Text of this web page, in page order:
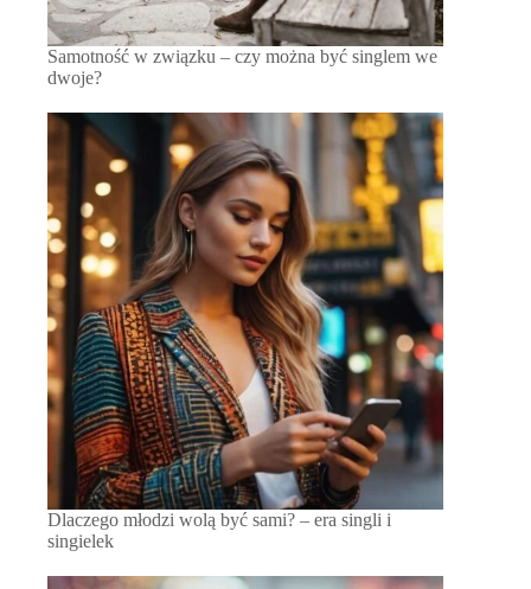
Samotność w związku – czy można być singlem we
dwoje?
Dlaczego młodzi wolą być sami? – era singli i
singielek